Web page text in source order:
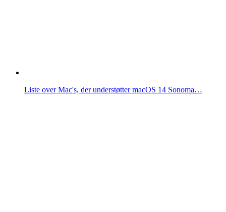
Liste over Mac's, der understøtter macOS 14 Sonoma…